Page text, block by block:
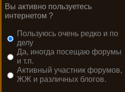
Вы активно пользуетесь
интернетом ?
Пользуюсь очень редко и по
делу
Да, иногда посещаю форумы
и т.п.
Активный участник форумов,
ЖЖ и различных блогов.